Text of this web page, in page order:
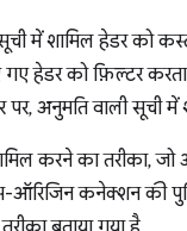
सूची में शामिल हेडर
हेडर को फ़िल्टर
पर, अनुमति वाली सूची
करने का तरीका,
ऑरिजिन कनेक्शन की